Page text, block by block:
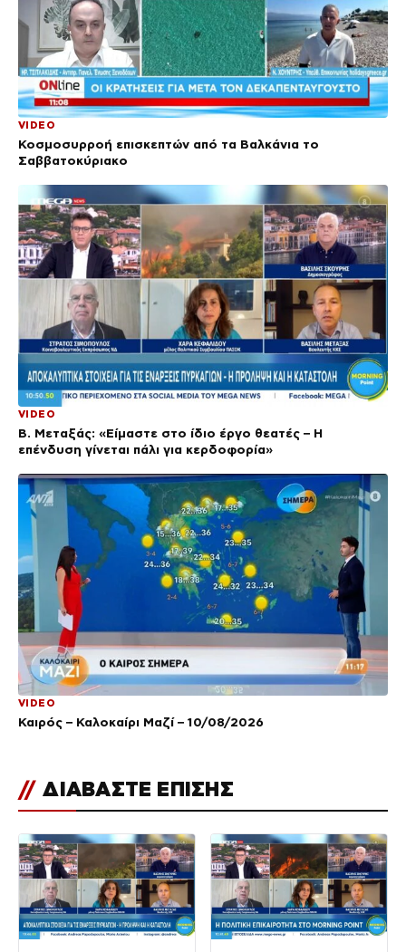
VIDEO
Κοσμοσυρροή επισκεπτών από τα Βαλκάνια το
Σαββατοκύριακο
VIDEO
Β. Μεταξάς: «Είμαστε στο ίδιο έργο θεατές – Η
επένδυση γίνεται πάλι για κερδοφορία»
VIDEO
Καιρός – Καλοκαίρι Μαζί – 10/08/2026
// ΔΙΑΒΑΣΤΕ ΕΠΙΣΗΣ